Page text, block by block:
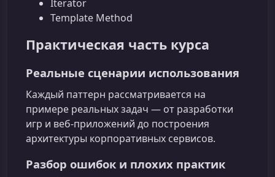
Iterator
Template Method
Практическая часть курса
Реальные сценарии использования
Каждый паттерн рассматривается на
примере реальных задач — от разработки
игр и веб‑приложений до построения
архитектуры корпоративных сервисов.
Разбор ошибок и плохих практик